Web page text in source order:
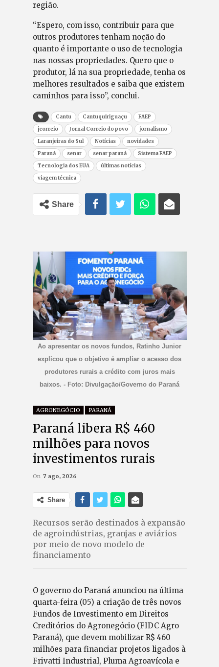
região.
“Espero, com isso, contribuir para que
outros produtores tenham noção do
quanto é importante o uso de tecnologia
nas nossas propriedades. Quero que o
produtor, lá na sua propriedade, tenha os
melhores resultados e saiba que existem
caminhos para isso”, conclui.
Cantu Cantuquiriguaçu
FAEP
jcorreio
Jornal Correio do povo
jornalismo
Laranjeiras do Sul
Notícias
novidades
Paraná
senar senar paraná
Sistema FAEP
Tecnologia dos EUA
últimas notícias
viagem técnica
Share
Ao apresentar os novos fundos, Ratinho Junior
explicou que o objetivo é ampliar o acesso dos
produtores rurais a crédito com juros mais
baixos. - Foto: Divulgação/Governo do Paraná
AGRONEGÓCIO PARANÁ
Paraná libera R$ 460
milhões para novos
investimentos rurais
On 7 ago, 2026
Share
Recursos serão destinados à expansão
de agroindústrias, granjas e aviários
por meio de novo modelo de
financiamento
O governo do Paraná anunciou na última
quarta-feira (05) a criação de três novos
Fundos de Investimento em Direitos
Creditórios do Agronegócio (FIDC Agro
Paraná), que devem mobilizar R$ 460
milhões para financiar projetos ligados à
Frivatti Industrial, Pluma Agroavícola e